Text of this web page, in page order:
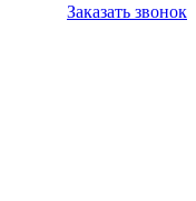
Заказать звонок